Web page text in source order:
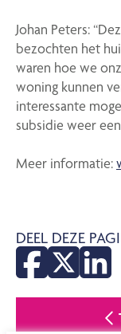
Johan Peters:
bezochten het
waren hoe we
woning kunnen
interessante
subsidie weer
Meer informatie:
DEEL DEZE